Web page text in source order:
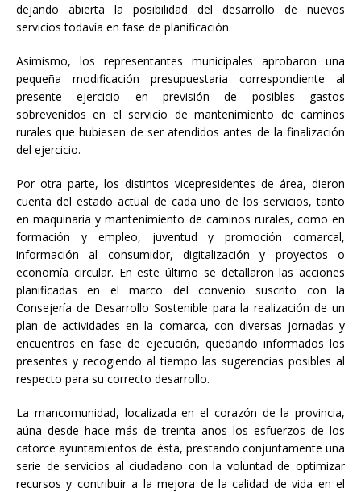
dejando abierta la posibilidad del desarrollo de nuevos
servicios todavía en fase de planificación.
Asimismo, los representantes municipales aprobaron una
pequeña modificación presupuestaria correspondiente al
presente ejercicio en previsión de posibles gastos
sobrevenidos en el servicio de mantenimiento de caminos
rurales que hubiesen de ser atendidos antes de la finalización
del ejercicio.
Por otra parte, los distintos vicepresidentes de área, dieron
cuenta del estado actual de cada uno de los servicios, tanto
en maquinaria y mantenimiento de caminos rurales, como en
formación y empleo, juventud y promoción comarcal,
información al consumidor, digitalización y proyectos o
economía circular. En este último se detallaron las acciones
planificadas en el marco del convenio suscrito con la
Consejería de Desarrollo Sostenible para la realización de un
plan de actividades en la comarca, con diversas jornadas y
encuentros en fase de ejecución, quedando informados los
presentes y recogiendo al tiempo las sugerencias posibles al
respecto para su correcto desarrollo.
La mancomunidad, localizada en el corazón de la provincia,
aúna desde hace más de treinta años los esfuerzos de los
catorce ayuntamientos de ésta, prestando conjuntamente una
serie de servicios al ciudadano con la voluntad de optimizar
recursos y contribuir a la mejora de la calidad de vida en el